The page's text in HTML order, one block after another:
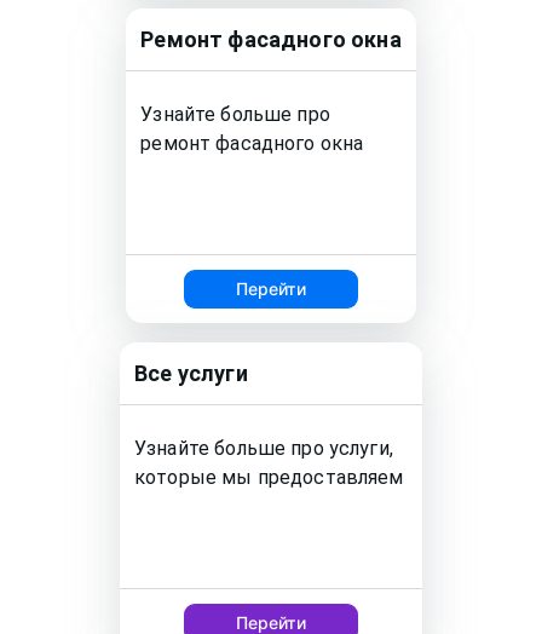
Ремонт фасадного окна
Узнайте больше про
ремонтфасадного окна
Перейти
Все услуги
Узнайте больше про услуги,
которые мы предоставляем
Перейти